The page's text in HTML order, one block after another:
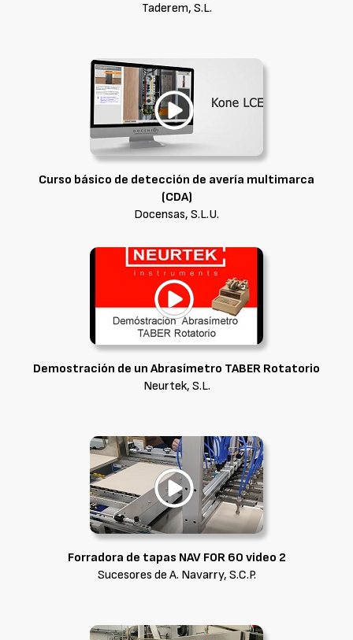
Taderem, S.L.
Curso básico de detección de avería multimarca
(CDA)
Docensas, S.L.U.
Demostración de un Abrasímetro TABER Rotatorio
Neurtek, S.L.
Forradora de tapas NAV FOR 60 video 2
Sucesores de A. Navarry, S.C.P.